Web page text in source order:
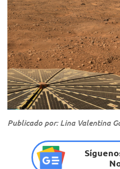
Publicado por: Lina Valentina